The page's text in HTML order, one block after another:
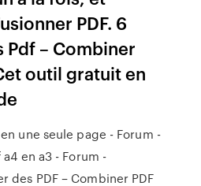
PDF. 6
Pdf – Combiner
outil gratuit en
une seule page - Forum -
en a3 - Forum -
des PDF – Combiner PDF